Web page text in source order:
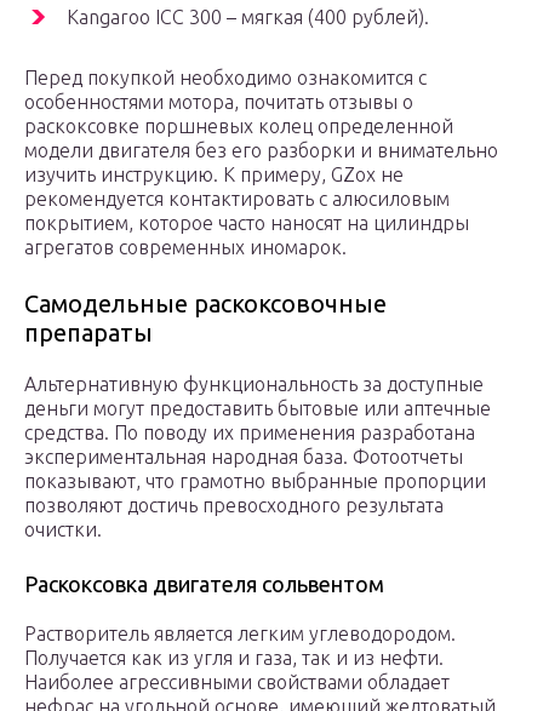
Kangaroo ICC 300 – мягкая (400 рублей).
Перед покупкой необходимо ознакомится с
особенностями мотора, почитать отзывы о
раскоксовке поршневых колец определенной
модели двигателя без его разборки и внимательно
изучить инструкцию. К примеру, GZox не
рекомендуется контактировать с алюсиловым
покрытием, которое часто наносят на цилиндры
агрегатов современных иномарок.
Самодельные раскоксовочные
препараты
Альтернативную функциональность за доступные
деньги могут предоставить бытовые или аптечные
средства. По поводу их применения разработана
экспериментальная народная база. Фотоотчеты
показывают, что грамотно выбранные пропорции
позволяют достичь превосходного результата
очистки.
Раскоксовка двигателя сольвентом
Растворитель является легким углеводородом.
Получается как из угля и газа, так и из нефти.
Наиболее агрессивными свойствами обладает
нефрас на угольной основе, имеющий желтоватый